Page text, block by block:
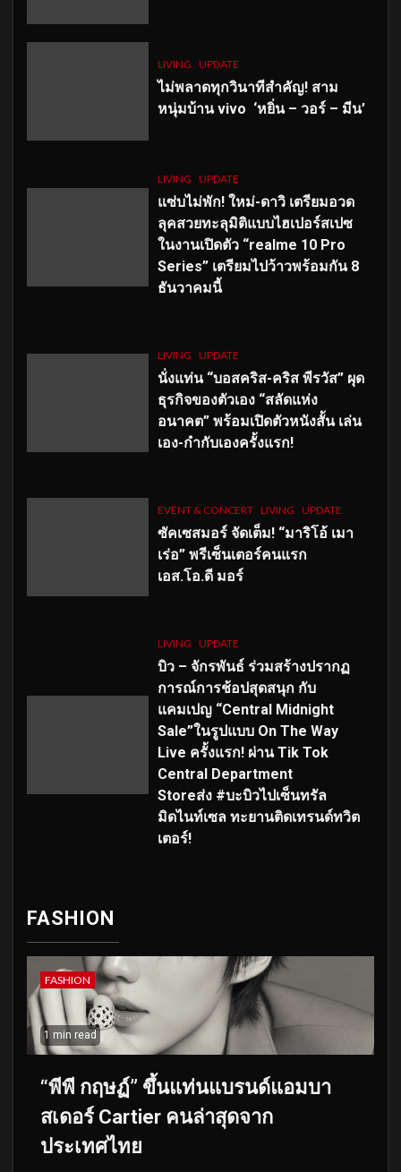
LIVING UPDATE
ไม่พลาดทุกวินาทีสำคัญ! สาม
หนุ่มบ้าน vivo ‘หยิ่น – วอร์ – มีน’
LIVING UPDATE
แซ่บไม่พัก! ใหม่-ดาวิ เตรียมอวด
ลุคสวยทะลุมิติแบบไฮเปอร์สเปซ
ในงานเปิดตัว “realme 10 Pro
Series” เตรียมไปว้าวพร้อมกัน 8
ธันวาคมนี้
LIVING UPDATE
นั่งแท่น “บอสคริส-คริส พีรวัส” ผุด
ธุรกิจของตัวเอง “สลัดแห่ง
อนาคต” พร้อมเปิดตัวหนังสั้น เล่น
เอง-กำกับเองครั้งแรก!
EVENT & CONCERT LIVING UPDATE
ซัคเซสมอร์ จัดเต็ม! “มาริโอ้ เมา
เร่อ” พรีเซ็นเตอร์คนแรก
เอส.โอ.ดี มอร์
LIVING UPDATE
บิว – จักรพันธ์ ร่วมสร้างปรากฏ
การณ์การช้อปสุดสนุก กับ
แคมเปญ “Central Midnight
Sale”ในรูปแบบ On The Way
Live ครั้งแรก! ผ่าน Tik Tok
Central Department
Storeส่ง #บะบิวไปเซ็นทรัล
มิดไนท์เซล ทะยานติดเทรนด์ทวิต
เตอร์!
FASHION
FASHION
1 min read
“พีพี กฤษฏ์” ขึ้นแท่นแบรนด์แอมบา
สเดอร์ Cartier คนล่าสุดจาก
ประเทศไทย